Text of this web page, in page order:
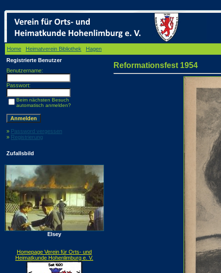
Home Heimatverein Bibliothek Hagen
Registrierte Benutzer
Benutzername:
Passwort:
Beim nächsten Besuch
automatisch anmelden?
» Password vergessen
» Registrierung
Zufallsbild
Elsey
Homepage Verein für Orts- und
Heimatkunde Hohenlimburg e. V.
Reformationsfest 1954